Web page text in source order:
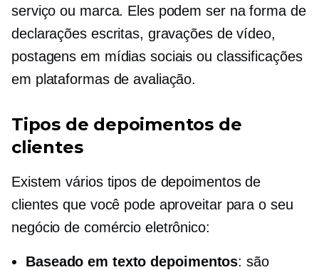
serviço ou marca. Eles podem ser na forma de
declarações escritas, gravações de vídeo,
postagens em mídias sociais ou classificações
em plataformas de avaliação.
Tipos de depoimentos de
clientes
Existem vários tipos de depoimentos de
clientes que você pode aproveitar para o seu
negócio de comércio eletrônico:
Baseado em texto depoimentos: são